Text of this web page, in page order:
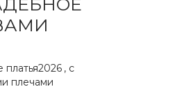
платья2026 , с
плечами